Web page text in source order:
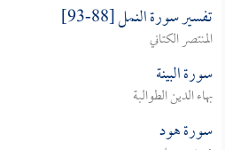
تفسير سورة النمل [88-93]
المنتصر الكتاني
سورة البينة
بهاء الدين الطوالبة
سورة هود